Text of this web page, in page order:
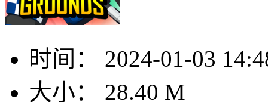
时间：
2024-01-03
大小：
28.40 M